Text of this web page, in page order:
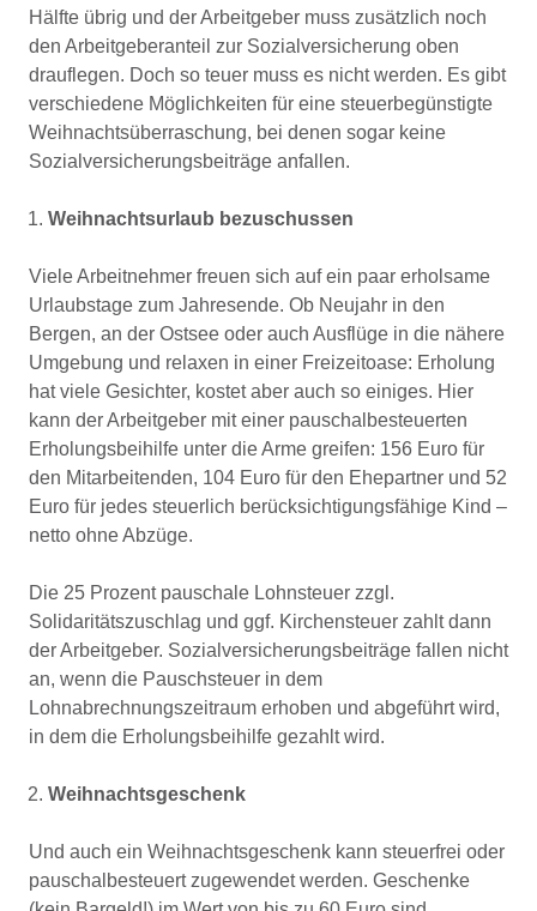
Hälfte übrig und der Arbeitgeber muss zusätzlich noch
den Arbeitgeberanteil zur Sozialversicherung oben
drauflegen. Doch so teuer muss es nicht werden. Es gibt
verschiedene Möglichkeiten für eine steuerbegünstigte
Weihnachtsüberraschung, bei denen sogar keine
Sozialversicherungsbeiträge anfallen.
Weihnachtsurlaub bezuschussen
Viele Arbeitnehmer freuen sich auf ein paar erholsame
Urlaubstage zum Jahresende. Ob Neujahr in den
Bergen, an der Ostsee oder auch Ausflüge in die nähere
Umgebung und relaxen in einer Freizeitoase: Erholung
hat viele Gesichter, kostet aber auch so einiges. Hier
kann der Arbeitgeber mit einer pauschalbesteuerten
Erholungsbeihilfe unter die Arme greifen: 156 Euro für
den Mitarbeitenden, 104 Euro für den Ehepartner und 52
Euro für jedes steuerlich berücksichtigungsfähige Kind –
netto ohne Abzüge.
Die 25 Prozent pauschale Lohnsteuer zzgl.
Solidaritätszuschlag und ggf. Kirchensteuer zahlt dann
der Arbeitgeber. Sozialversicherungsbeiträge fallen nicht
an, wenn die Pauschsteuer in dem
Lohnabrechnungszeitraum erhoben und abgeführt wird,
in dem die Erholungsbeihilfe gezahlt wird.
Weihnachtsgeschenk
Und auch ein Weihnachtsgeschenk kann steuerfrei oder
pauschalbesteuert zugewendet werden. Geschenke